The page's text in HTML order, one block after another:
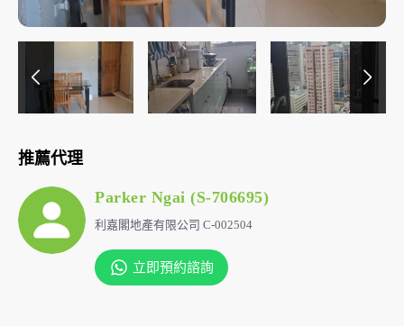
推薦代理
Parker Ngai (S-706695)
利嘉閣地產有限公司 C-002504
立即預約諮詢